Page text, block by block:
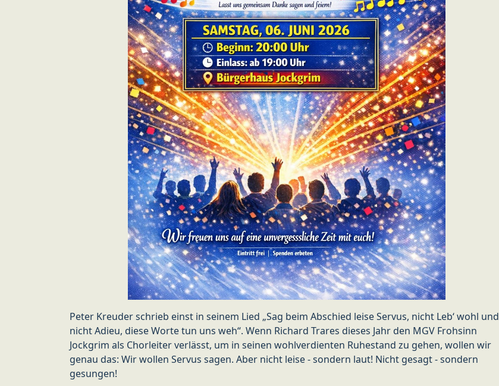
Peter Kreuder schrieb einst in seinem Lied „Sag beim Abschied leise Servus, nicht Leb‘ wohl und
nicht Adieu, diese Worte tun uns weh“. Wenn Richard Trares dieses Jahr den MGV Frohsinn
Jockgrim als Chorleiter verlässt, um in seinen wohlverdienten Ruhestand zu gehen, wollen wir
genau das: Wir wollen Servus sagen. Aber nicht leise - sondern laut! Nicht gesagt - sondern
gesungen!